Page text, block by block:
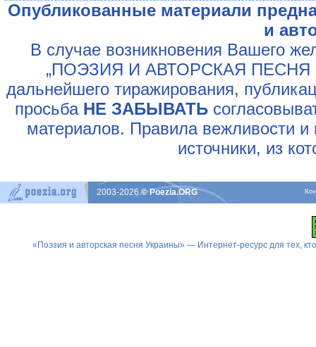
Опубликованные материали
и
В случае возникновения Вашего
„ПОЭЗИЯ И АВТОРСКАЯ ПЕСНЯ
дальнейшего тиражирования,
просьба НЕ ЗАБЫВАТЬ
материалов. Правила вежливости и
источники, из
2003-2026© Poezia.ORG
«Поэзия и авторская песня Украины» — Интернет-ресурс для тех,